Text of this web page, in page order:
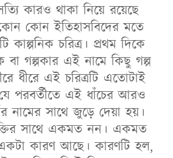
কারও থাকা নিয়ে রয়েছে
কোন ইতিহাসবিদের মতে
চরিত্র। প্রথম দিকে
গল্পকার এই নামে কিছু গল্প
ধীরে এই চরিত্রটি এতোটাই
পরবর্তীতে এই ধাঁচের আরও
নামের সাথে জুড়ে দেয়া হয়।
সাথে একমত নন। একমত
কারণ আছে। কারণটি হল,